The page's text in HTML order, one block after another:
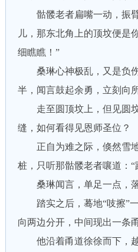
骷髅老者扁嘴一动，振臂
儿，那东北角上的顶坟便是
细瞧瞧！”
桑琳心神极乱，又是负伤
半，闻言鼓起余勇，立刻向
走至圆顶坟上，但见圆坟
缝，如何看得见恩师圣位？
正自为难之际，倏然雪地
桩，只听那骷髅老者嚷道：“
桑琳闻言，单足一点，落
踏实之后，蓦地“吱擦”一
向两边分开，中间现出一条
他沿着甬道徐徐而下，越